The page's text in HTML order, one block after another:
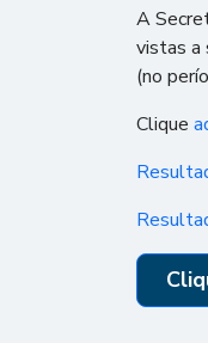
A
vistas a
(no
Clique